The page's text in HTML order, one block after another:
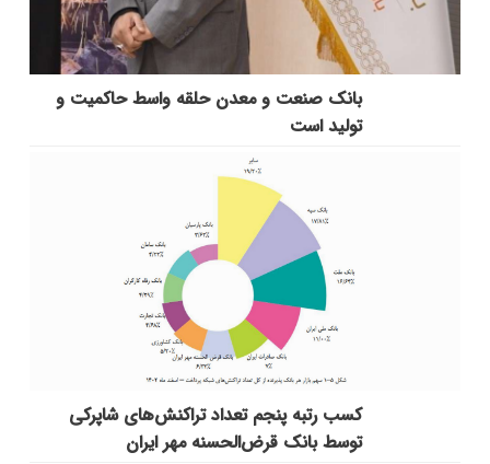
بانك صنعت و معدن حلقه واسط حاكمیت و
تولید است
کسب رتبه پنجم تعداد تراکنش‌های شاپرکی
توسط بانک قرض‌الحسنه مهر ایران